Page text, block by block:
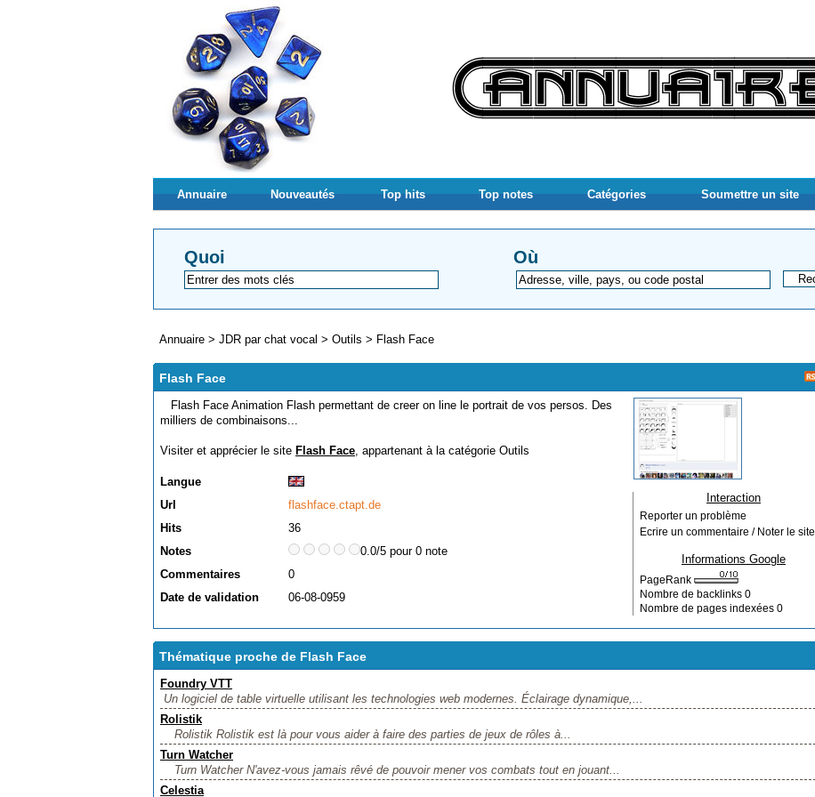
Annuaire Nouveautés Top hits Top notes Catégories Soumettre un site
Quoi Où
Annuaire > JDR par chat vocal > Outils > Flash Face
Flash Face
Flash Face Animation Flash permettant de creer on line le portrait de vos persos. Des
milliers de combinaisons...
Visiter et apprécier le site Flash Face, appartenant à la catégorie Outils
Langue
Url
flashface.ctapt.de
Hits
36
Notes
0.0/5 pour 0 note
Commentaires
0
Date de validation
06-08-0959
Interaction
Reporter un problème
Ecrire un commentaire / Noter le site
Informations Google
PageRank
Nombre de backlinks 0
Nombre de pages indexées 0
Thématique proche de Flash Face
Foundry VTT
Un logiciel de table virtuelle utilisant les technologies web modernes. Éclairage dynamique,...
Rolistik
Rolistik Rolistik est là pour vous aider à faire des parties de jeux de rôles à...
Turn Watcher
Turn Watcher N'avez-vous jamais rêvé de pouvoir mener vos combats tout en jouant...
Celestia